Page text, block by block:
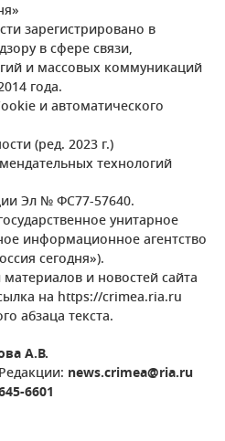
зарегистрировано в
в сфере связи,
и массовых коммуникаций
года.
и автоматического
(ред. 2023 г.)
технологий
Эл № ФС77-57640.
унитарное
информационное агентство
сегодня»).
и новостей сайта
на https://crimea.ria.ru
абзаца текста.
А.В.
news.crimea@ria.ru
6601